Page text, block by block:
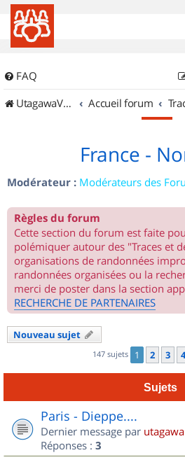
FAQ
UtagawaVTT (Randos VTT et VTTAE avec traces GPS)
Accueil forum
France -
Modérateur : Modérateurs des
Règles du forum
Cette section du forum est faite
polémiquer autour des "Traces et
organisations de randonnées
randonnées organisées ou la
merci de poster dans la section
RECHERCHE DE PARTENAIRES
Nouveau sujet
147 sujets 1 2 3 4
Sujets
Paris - Dieppe....
Dernier message par utagawa
Réponses : 3